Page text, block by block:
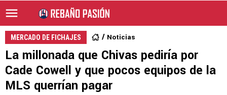
MERCADO DE FICHAJES Noticias
La millonada que Chivas pediría por
Cade Cowell y que pocos equipos de la
MLS querrían pagar